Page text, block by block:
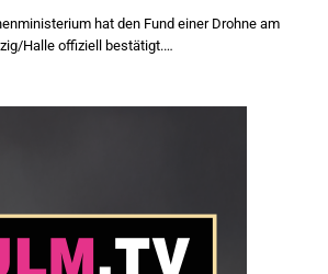
hat den Fund einer Drohne am
Halle offiziell bestätigt.…